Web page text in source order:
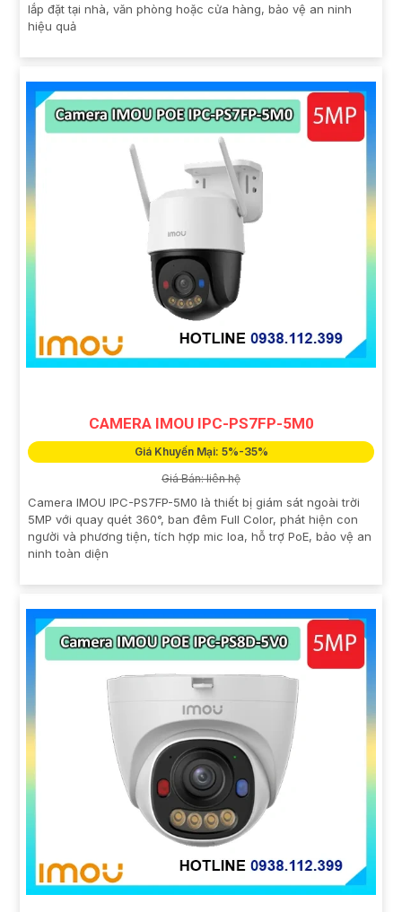
lắp đặt tại nhà, văn phòng hoặc cửa hàng, bảo vệ an ninh
hiệu quả
CAMERA IMOU IPC-PS7FP-5M0
Giá Khuyến Mại: 5%-35%
Giá Bán: liên hệ
Camera IMOU IPC-PS7FP-5M0 là thiết bị giám sát ngoài trời
5MP với quay quét 360°, ban đêm Full Color, phát hiện con
người và phương tiện, tích hợp mic loa, hỗ trợ PoE, bảo vệ an
ninh toàn diện